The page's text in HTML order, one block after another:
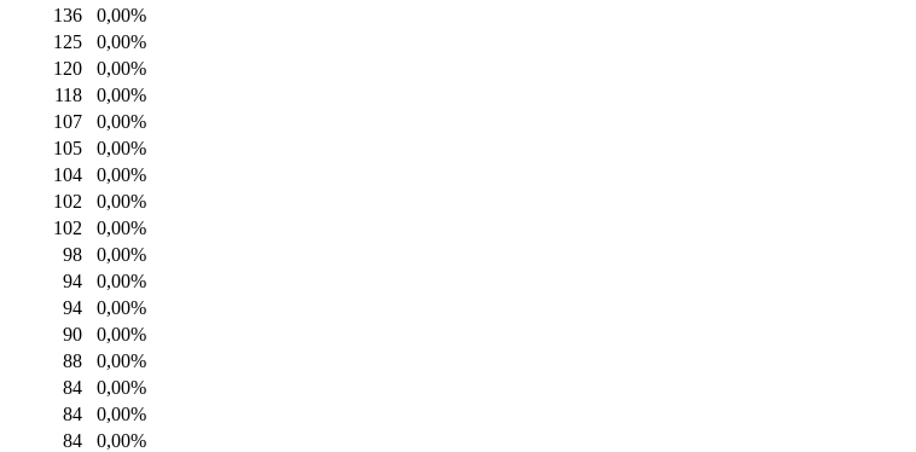
136
0,00%
125
0,00%
120
0,00%
118
0,00%
107
0,00%
105
0,00%
104
0,00%
102
0,00%
102
0,00%
98
0,00%
94
0,00%
94
0,00%
90
0,00%
88
0,00%
84
0,00%
84
0,00%
84
0,00%